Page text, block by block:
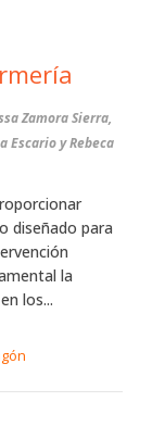
Zamora Sierra,
Escario y Rebeca
diseñado para
la
los...